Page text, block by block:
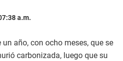
a.m.
un año, con ocho meses, que se
carbonizada, luego que su